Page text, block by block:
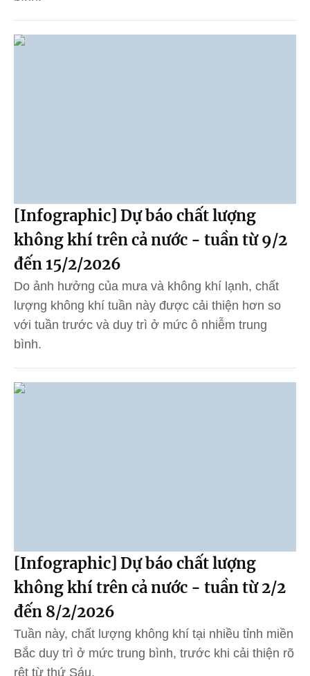
[Infographic] Dự báo chất lượng
không khí trên cả nước - tuần từ 9/2
đến 15/2/2026
Do ảnh hưởng của mưa và không khí lạnh, chất
lượng không khí tuần này được cải thiện hơn so
với tuần trước và duy trì ở mức ô nhiễm trung
bình.
[Infographic] Dự báo chất lượng
không khí trên cả nước - tuần từ 2/2
đến 8/2/2026
Tuần này, chất lượng không khí tại nhiều tỉnh miền
Bắc duy trì ở mức trung bình, trước khi cải thiện rõ
rệt từ thứ Sáu.